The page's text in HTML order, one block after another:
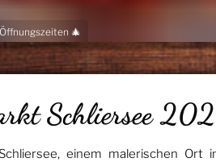
🎄
Schliersee
einem malerischen Ort